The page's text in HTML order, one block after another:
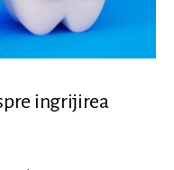
ingrijirea